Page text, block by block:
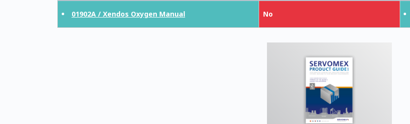
01902A / Xendos Oxygen Manual No